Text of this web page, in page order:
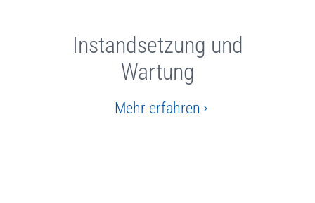
Instandsetzung und
Wartung
Mehr erfahren